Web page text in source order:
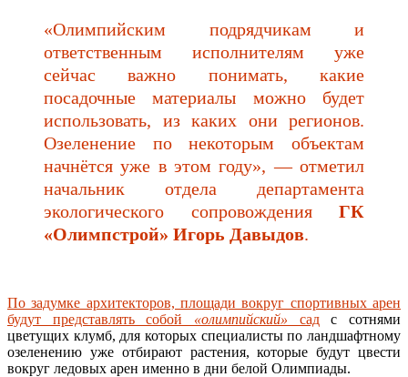
«Олимпийским подрядчикам и
ответственным исполнителям уже
сейчас важно понимать, какие
посадочные материалы можно будет
использовать, из каких они регионов.
Озеленение по некоторым объектам
начнётся уже в этом году», — отметил
начальник отдела департамента
экологического сопровождения ГК
«Олимпстрой» Игорь Давыдов.
По задумке архитекторов, площади вокруг спортивных арен
будут представлять собой «олимпийский» садс сотнями
цветущих клумб, для которых специалисты по ландшафтному
озеленению уже отбирают растения, которые будут цвести
вокруг ледовых арен именно в дни белой Олимпиады.